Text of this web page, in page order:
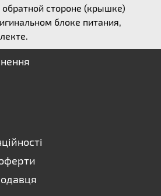
стороне (крышке)
блоке питания,